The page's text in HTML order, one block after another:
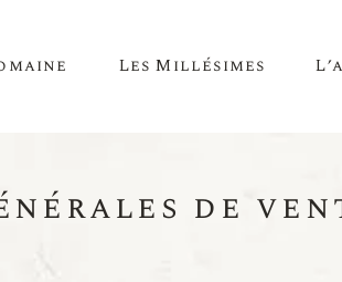
Les Millésimes
de